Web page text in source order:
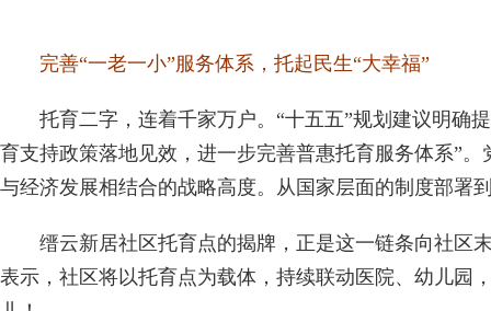
完善“一老一小”服务体系，托起民生“大幸福”
托育二字，连着千家万户。“十五五”规划建议明确提
育支持政策落地见效，进一步完善普惠托育服务体系”
与经济发展相结合的战略高度。从国家层面的制度部署
缙云新居社区托育点的揭牌，正是这一链条向社区末
表示，社区将以托育点为载体，持续联动医院、幼儿